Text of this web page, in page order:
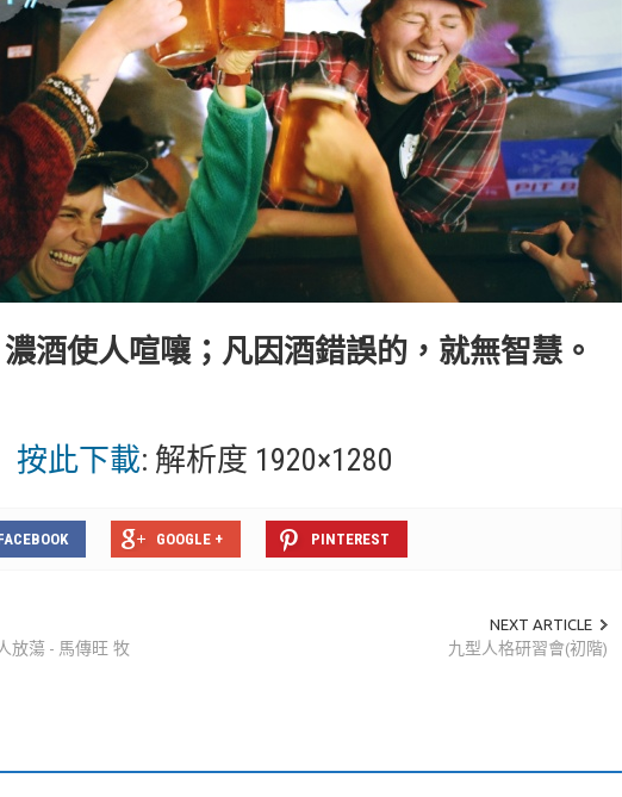
酒使人喧嚷；凡因酒錯誤的，就無智慧。
按此下載: 解析度 1920×1280
GOOGLE + PINTEREST
放蕩 - 馬傳旺 牧
NEXT ARTICLE
九型人格研習會(初階)